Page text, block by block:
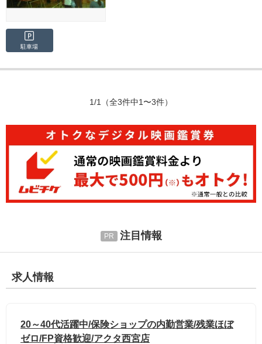
駐車場
1/1 （全3件中1〜3件）
注目情報
求人情報
20～40代活躍中/保険ショップの内勤営業/残業ほぼ
ゼロ/FP資格歓迎/アクタ西宮店